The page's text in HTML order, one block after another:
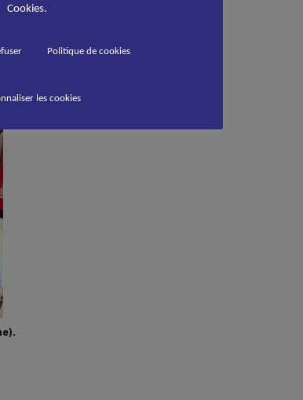
Cookies.
Politique de cookies
les cookies